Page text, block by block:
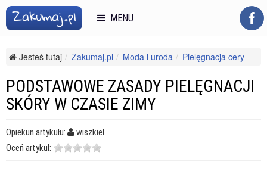
Jesteś tutaj Zakumaj.pl Moda i uroda
Pielęgnacja cery
Podstawowe zasady pielęgnacji skóry w czasie zimy
PODSTAWOWE ZASADY PIELĘGNACJI
SKÓRY W CZASIE ZIMY
Opiekun artykułu:
wiszkiel
Oceń artykuł:
MENU